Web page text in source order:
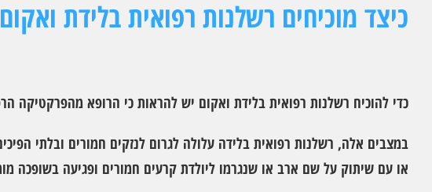
כיצד מוכיחים רשלנות רפואית בלידת ואקום
כדי להוכיח רשלנות רפואית בלידת ואקום יש להראות כי הרופא מהפרקטיקה
במצבים אלה, רשלנות רפואית בלידה עלולה לגרום לנזקים חמורים ובלתי
או עם שיתוק על שם ארב או שנגרמו ליולדת קרעים חמורים ופגיעה בשופכה